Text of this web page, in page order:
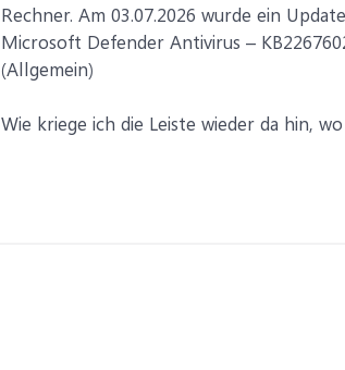
Rechner. Am 03.07.2026 wurde ein
Microsoft Defender Antivirus –
(Allgemein)
Wie kriege ich die Leiste wieder da hin,